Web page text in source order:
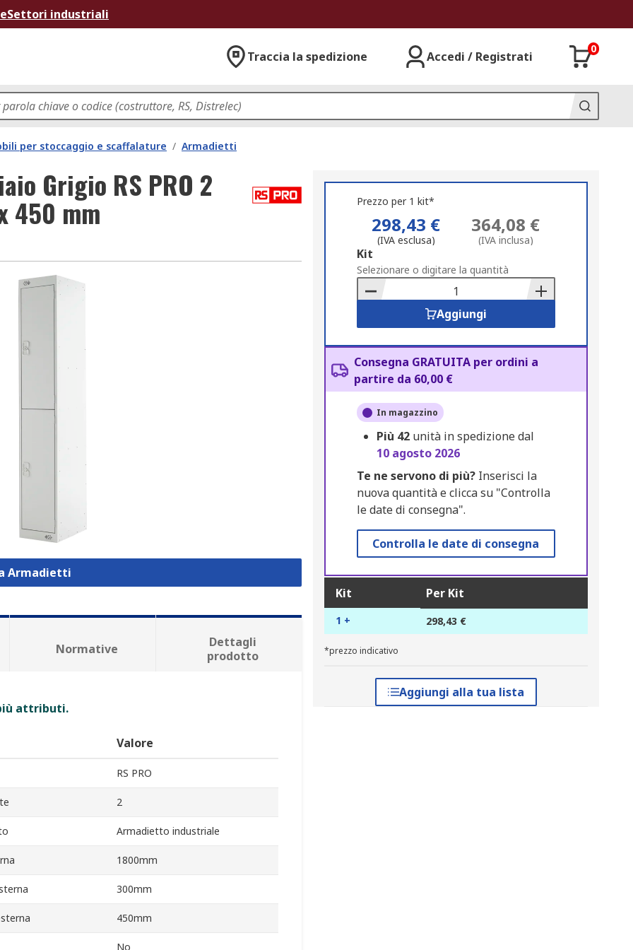
Settori industriali
Traccia la spedizione Accedi / Registrati
0
per stoccaggio e scaffalature / Armadietti
Grigio RS PRO 2
450 mm
Armadietti
Prezzo per 1 kit*
298,43 €
(IVA esclusa)
364,08 €
(IVA inclusa)
Add
to
Basket
Kit
Selezionare o digitare la quantità
Aggiungi
Consegna GRATUITA per ordini a
partire da 60,00 €
In magazzino
Più 42 unità in spedizione dal
10 agosto 2026
Te ne servono di più?Inserisci la
nuova quantità e clicca su "Controlla
le date di consegna".
Controlla le date di consegna
Kit Per Kit
1 + 298,43 €
*prezzo indicativo
Aggiungi alla tua lista
Normative
Dettagli
prodotto
attributi.
Valore
RS PRO
2
Armadietto industriale
1800mm
300mm
450mm
No